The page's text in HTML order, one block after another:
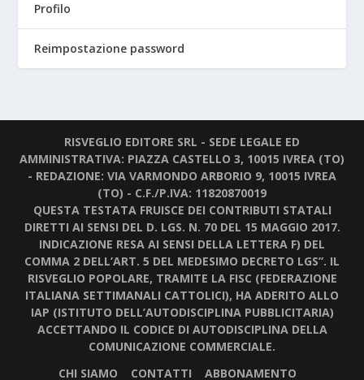
Profilo
Reimpostazione password
RISVEGLIO EDITORE SRL - SEDE LEGALE ED
AMMINISTRATIVA: PIAZZA CASTELLO 3, 10015 IVREA (TO)
- REDAZIONE: VIA VARMONDO ARBORIO 9, 10015 IVREA
(TO) - C.F./P.IVA: 11820870019
QUESTA TESTATA FRUISCE DEI CONTRIBUTI STATALI
DIRETTI AI SENSI DEL D. LGS. N. 70 DEL 15 MAGGIO 2017.
INDICAZIONE RESA AI SENSI DELLA LETTERA F) DEL
COMMA 2 DELL’ART. 5 DEL MEDESIMO DECRETO LGS”. IL
RISVEGLIO POPOLARE, TRAMITE LA FISC (FEDERAZIONE
ITALIANA SETTIMANALI CATTOLICI), HA ADERITO ALLO
IAP (ISTITUTO DELL’AUTODISCIPLINA PUBBLICITARIA)
ACCETTANDO IL CODICE DI AUTODISCIPLINA DELLA
COMUNICAZIONE COMMERCIALE.
CHI SIAMO
CONTATTI ABBONAMENTO